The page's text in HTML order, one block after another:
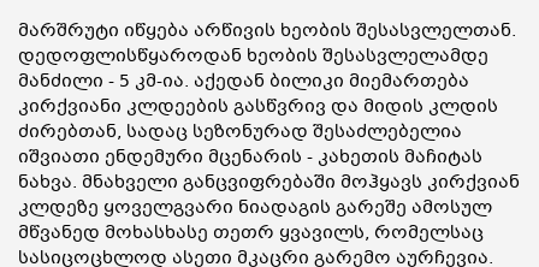
მარშრუტი იწყება არწივის ხეობის შესასვლელთან.
დედოფლისწყაროდან ხეობის შესასვლელამდე
მანძილი - 5 კმ-ია. აქედან ბილიკი მიემართება
კირქვიანი კლდეების გასწვრივ და მიდის კლდის
ძირებთან, სადაც სეზონურად შესაძლებელია
იშვიათი ენდემური მცენარის - კახეთის მაჩიტას
ნახვა. მნახველი განცვიფრებაში მოჰყავს კირქვიან
კლდეზე ყოველგვარი ნიადაგის გარეშე ამოსულ
მწვანედ მოხასხასე თეთრ ყვავილს, რომელსაც
სასიცოცხლოდ ასეთი მკაცრი გარემო აურჩევია.